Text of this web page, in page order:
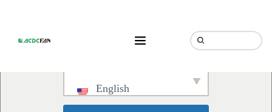
speaking a different language.
Do you want to change to:
English